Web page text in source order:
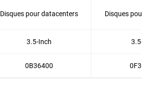
Disques pour datacenters Disques
3.5-Inch
0B36400